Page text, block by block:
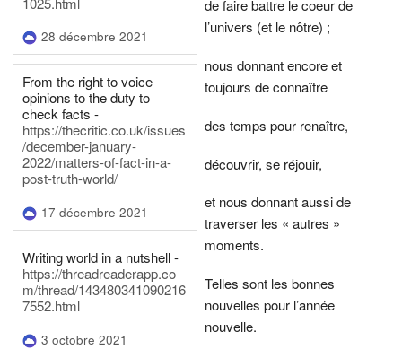
28 décembre 2021
From the right to voice
opinions to the duty to
check facts -
https://thecritic.co.uk/issues
/december-january-
2022/matters-of-fact-in-a-
post-truth-world/
17 décembre 2021
Writing world in a nutshell -
https://threadreaderapp.co
m/thread/143480341090216
7552.html
3 octobre 2021
de faire battre le coeur de
l’univers (et le nôtre) ;
nous donnant encore et
toujours de connaître
des temps pour renaître,
découvrir, se réjouir,
et nous donnant aussi de
traverser les « autres »
moments.
Telles sont les bonnes
nouvelles pour l’année
nouvelle.